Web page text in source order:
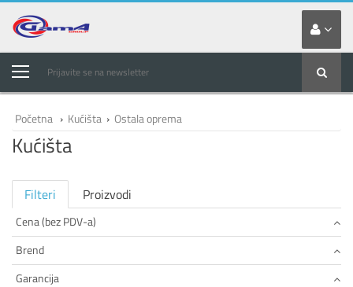
Prijavite se na newsletter
Početna › Kućišta › Ostala oprema
Kućišta
Filteri Proizvodi
Cena (bez PDV-a)
Brend
Garancija